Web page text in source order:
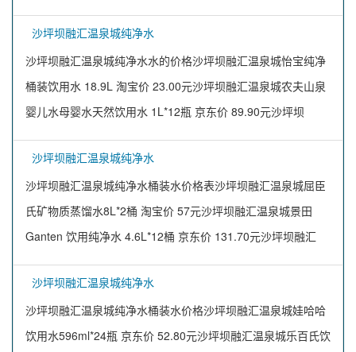
沙坪坝融汇温泉城纯净水
沙坪坝融汇温泉城纯净水水的价格沙坪坝融汇温泉城怡宝纯净
桶装饮用水 18.9L 淘宝价 23.00元沙坪坝融汇温泉城农夫山泉
婴儿水母婴水天然饮用水 1L*12瓶 京东价 89.90元沙坪坝
沙坪坝融汇温泉城纯净水
沙坪坝融汇温泉城纯净水桶装水价格表沙坪坝融汇温泉城屈臣
氏矿物质蒸馏水8L*2桶 淘宝价 57元沙坪坝融汇温泉城景田
Ganten 饮用纯净水 4.6L*12桶 京东价 131.70元沙坪坝融汇
沙坪坝融汇温泉城纯净水
沙坪坝融汇温泉城纯净水桶装水价格沙坪坝融汇温泉城娃哈哈
饮用水596ml*24瓶 京东价 52.80元沙坪坝融汇温泉城乐百氏饮